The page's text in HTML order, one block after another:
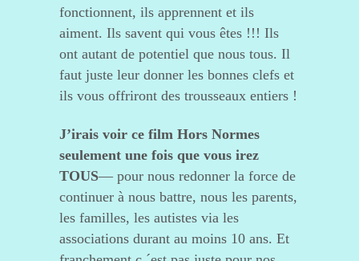
fonctionnent, ils apprennent et ils
aiment. Ils savent qui vous êtes !!! Ils
ont autant de potentiel que nous tous. Il
faut juste leur donner les bonnes clefs et
ils vous offriront des trousseaux entiers !
J’irais voir ce film Hors Normes
seulement une fois que vous irez
TOUS— pour nous redonner la force de
continuer à nous battre, nous les parents,
les familles, les autistes via les
associations durant au moins 10 ans. Et